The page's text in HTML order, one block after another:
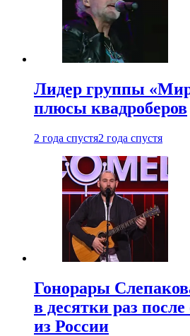
Лидер группы
плюсы квадроберов
2 года спустя2 года спустя
Гонорары
в десятки раз после
из России